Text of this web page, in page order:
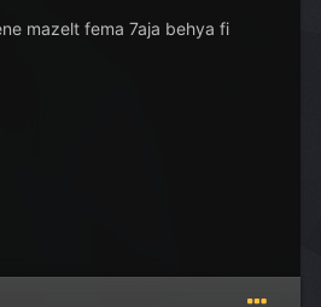
mazelt fema 7aja behya fi